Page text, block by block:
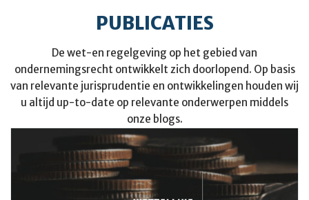
PUBLICATIES
De wet-en regelgeving op het gebied van
ondernemingsrecht ontwikkelt zich doorlopend. Op basis
van relevante jurisprudentie en ontwikkelingen houden wij
u altijd up-to-date op relevante onderwerpen middels
onze blogs.